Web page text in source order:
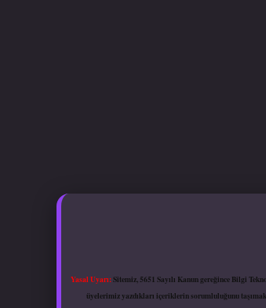
Yasal Uyarı:Sitemiz, 5651 Sayılı Kanun gereğince Bilgi
üyelerimiz yazdıkları içeriklerin sorumluluğunu